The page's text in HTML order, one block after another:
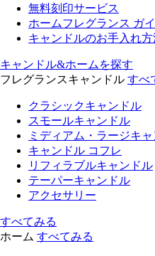
無料刻印サービス
ホームフレグランス ガ
キャンドルのお手入れ方
キャンドル&ホームを探す
フレグランスキャンドル すべ
クラシックキャンドル
スモールキャンドル
ミディアム・ラージキ
キャンドル コフレ
リフィラブルキャンドル
テーパーキャンドル
アクセサリー
すべてみる
ホーム すべてみる